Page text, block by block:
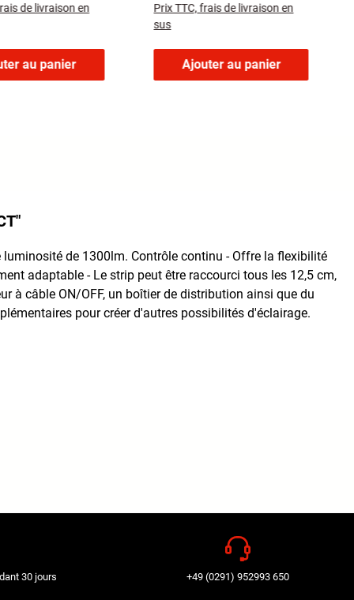
de livraison en
au panier
Prix TTC, frais de livraison en
sus
Ajouter au panier
de 1300lm. Contrôle continu - Offre la flexibilité
adaptable - Le strip peut être raccourci tous les 12,5 cm,
à câble ON/OFF, un boîtier de distribution ainsi que du
pour créer d'autres possibilités d'éclairage.
30 jours +49 (0291) 952993 650